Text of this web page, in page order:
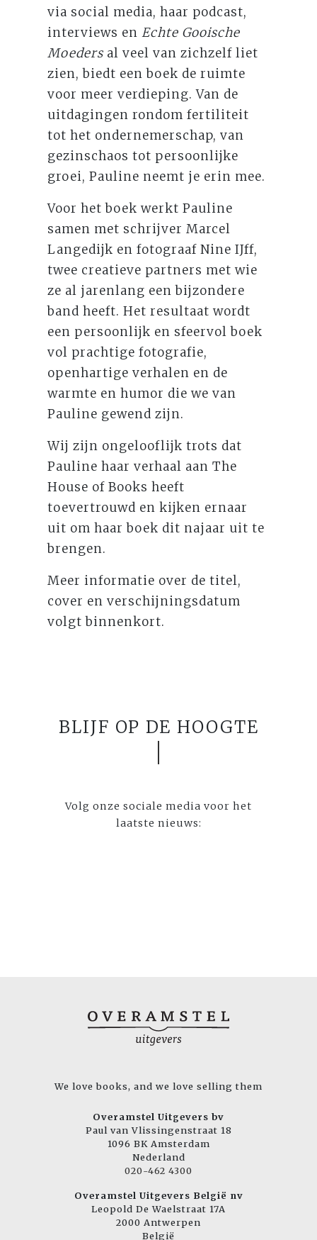
via social media, haar podcast,
interviews enEchte Gooische
Moeders al veel van zichzelf liet
zien, biedt een boek de ruimte
voor meer verdieping. Van de
uitdagingen rondom fertiliteit
tot het ondernemerschap, van
gezinschaos tot persoonlijke
groei, Pauline neemt je erin mee.
Voor het boek werkt Pauline
samen met schrijver Marcel
Langedijk en fotograaf Nine IJff,
twee creatieve partners met wie
ze al jarenlang een bijzondere
band heeft. Het resultaat wordt
een persoonlijk en sfeervol boek
vol prachtige fotografie,
openhartige verhalen en de
warmte en humor die we van
Pauline gewend zijn.
Wij zijn ongelooflijk trots dat
Pauline haar verhaal aan The
House of Books heeft
toevertrouwd en kijken ernaar
uit om haar boek dit najaar uit te
brengen.
Meer informatie over de titel,
cover en verschijningsdatum
volgt binnenkort.
BLIJF OP DE HOOGTE
Volg onze sociale media voor het
laatste nieuws:
We love books, and we love selling them
Overamstel Uitgevers bv
Paul van Vlissingenstraat 18
1096 BK Amsterdam
Nederland
020-462 4300
Overamstel Uitgevers België nv
Leopold De Waelstraat 17A
2000 Antwerpen
België